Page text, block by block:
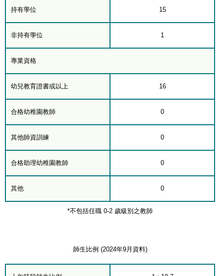
持有學位 15
非持有學位 1
專業資格
幼兒教育證書或以上 16
合格幼稚園教師 0
其他師資訓練 0
合格助理幼稚園教師 0
其他 0
*不包括任職 0-2 歲級別之教師
師生比例 (2024年9月資料)